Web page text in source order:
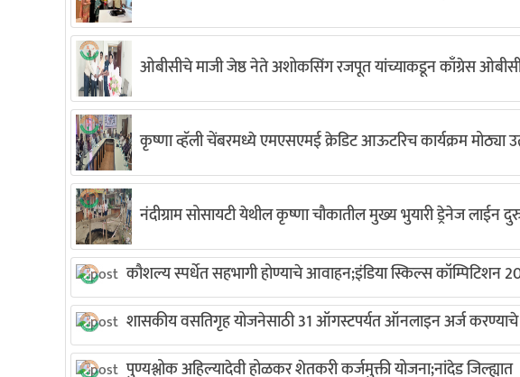
ओबीसीचे माजी जेष्ठ नेते अशोकसिंग रजपूत यांच्याकडून काँग्रेस
कृष्णा व्हॅली चेंबरमध्ये एमएसएमई क्रेडिट आऊटरिच कार्यक्रम मोठ्या
नंदीग्राम सोसायटी येथील कृष्णा चौकातील मुख्य भुयारी ड्रेनेज लाईन
कौशल्य स्पर्धेत सहभागी होण्याचे आवाहन;इंडिया स्किल्स कॉम्पिटिशन
शासकीय वसतिगृह योजनेसाठी 31 ऑगस्टपर्यत ऑनलाइन अर्ज
पुण्यश्लोक अहिल्यादेवी होळकर शेतकरी कर्जमुक्ती योजना;नांदेड जिल्ह्यात